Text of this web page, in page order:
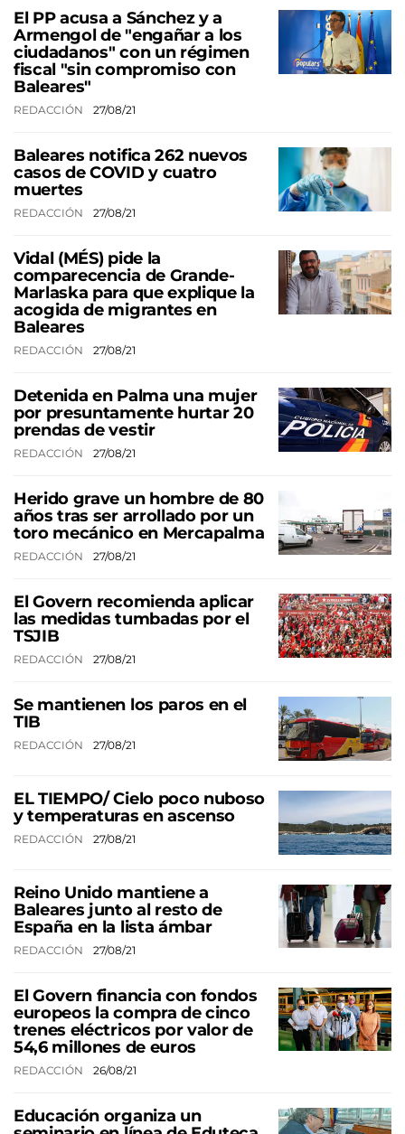
El PP acusa a Sánchez y a
Armengol de "engañar a los
ciudadanos" con un régimen
fiscal "sin compromiso con
Baleares"
REDACCIÓN 27/08/21
Baleares notifica 262 nuevos
casos de COVID y cuatro
muertes
REDACCIÓN 27/08/21
Vidal (MÉS) pide la
comparecencia de Grande-
Marlaska para que explique la
acogida de migrantes en
Baleares
REDACCIÓN 27/08/21
Detenida en Palma una mujer
por presuntamente hurtar 20
prendas de vestir
REDACCIÓN 27/08/21
Herido grave un hombre de 80
años tras ser arrollado por un
toro mecánico en Mercapalma
REDACCIÓN 27/08/21
El Govern recomienda aplicar
las medidas tumbadas por el
TSJIB
REDACCIÓN 27/08/21
Se mantienen los paros en el
TIB
REDACCIÓN 27/08/21
EL TIEMPO/ Cielo poco nuboso
y temperaturas en ascenso
REDACCIÓN 27/08/21
Reino Unido mantiene a
Baleares junto al resto de
España en la lista ámbar
REDACCIÓN 27/08/21
El Govern financia con fondos
europeos la compra de cinco
trenes eléctricos por valor de
54,6 millones de euros
REDACCIÓN 26/08/21
Educación organiza un